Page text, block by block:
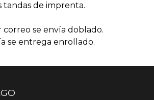
tandas de imprenta.
correo se envía doblado.
se entrega enrollado.